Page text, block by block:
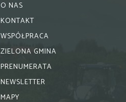
O NAS
KONTAKT
WSPÓŁPRACA
ZIELONA GMINA
PRENUMERATA
NEWSLETTER
MAPY